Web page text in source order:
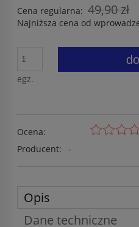
Cena regularna: 49,90 zł
Najniższa cena od
egz.
Ocena:
Producent:
-
Opis
Dane techniczne